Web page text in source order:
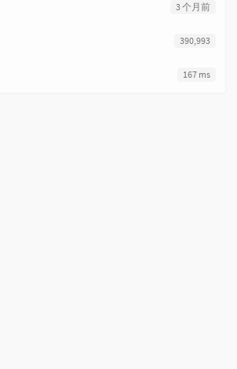
3 个月前
390,993
167 ms